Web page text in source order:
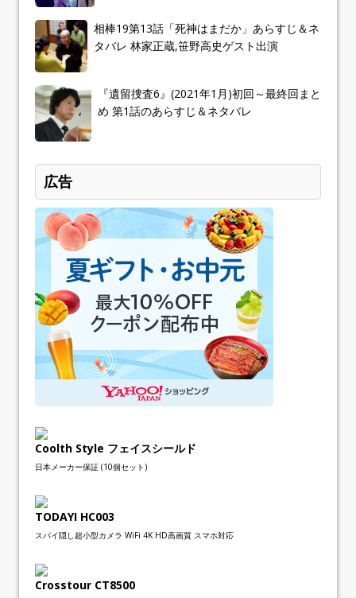
相棒19第13話「死神はまだか」あらすじ＆ネ
タバレ 林家正蔵,笹野高史ゲスト出演
『遺留捜査6』(2021年1月)初回～最終回まと
め 第1話のあらすじ＆ネタバレ
広告
Coolth Style フェイスシールド
日本メーカー保証 (10個セット)
TODAYI HC003
スパイ隠し超小型カメラ WiFi 4K HD高画質 スマホ対応
Crosstour CT8500